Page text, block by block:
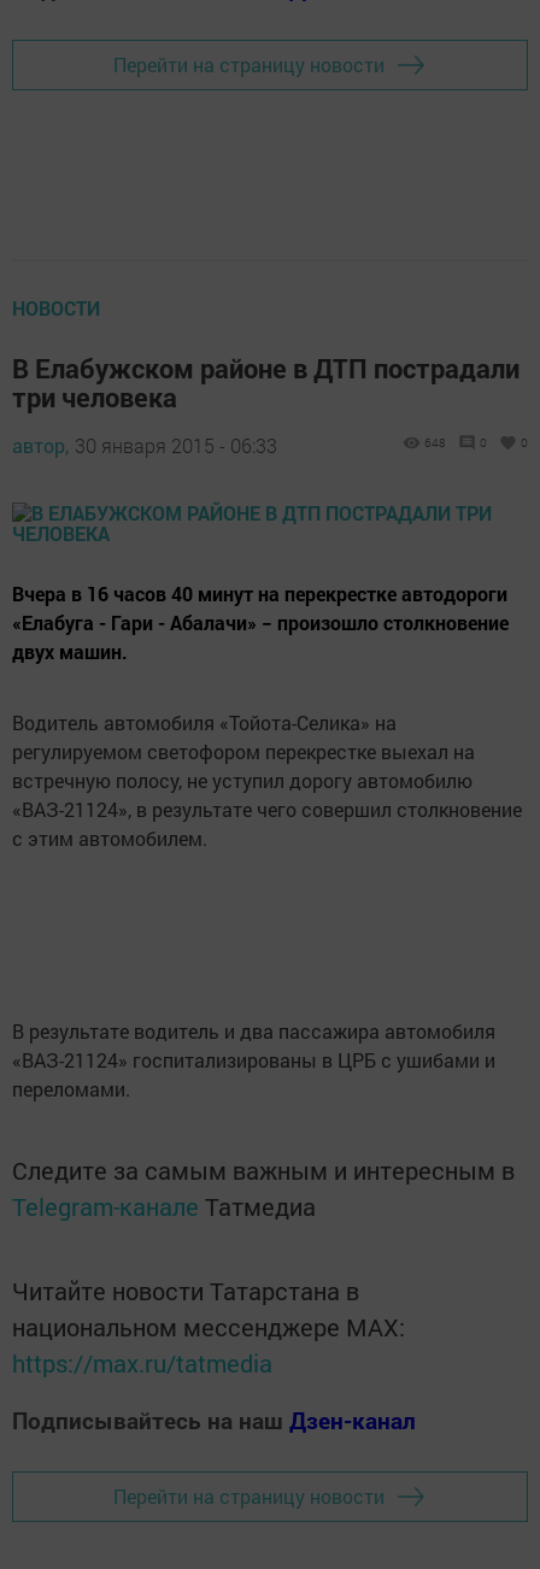
Перейти на страницу новости
НОВОСТИ
В Елабужском районе в ДТП пострадали
три человека
автор, 30 января 2015 - 06:33 648 0 0
Вчера в 16 часов 40 минут на перекрестке автодороги
«Елабуга - Гари - Абалачи» − произошло столкновение
двух машин.
Водитель автомобиля «Тойота-Селика» на
регулируемом светофором перекрестке выехал на
встречную полосу, не уступил дорогу автомобилю
«ВАЗ-21124», в результате чего совершил столкновение
с этим автомобилем.
В результате водитель и два пассажира автомобиля
«ВАЗ-21124» госпитализированы в ЦРБ с ушибами и
переломами.
Следите за самым важным и интересным в
Telegram-канале Татмедиа
Читайте новости Татарстана в
национальном мессенджере MАХ:
https://max.ru/tatmedia
Подписывайтесь на наш Дзен-канал
Перейти на страницу новости